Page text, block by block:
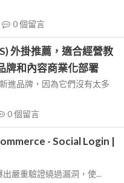
0個留言
外掛推薦，適合經營教
牌和內容商業化部署
進品牌，因為它們沒有太多
0個留言
- Social Login |
嚴重驗證繞過漏洞，使...